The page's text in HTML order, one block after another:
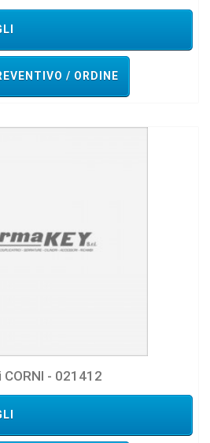
/ ORDINE
CORNI - 021412